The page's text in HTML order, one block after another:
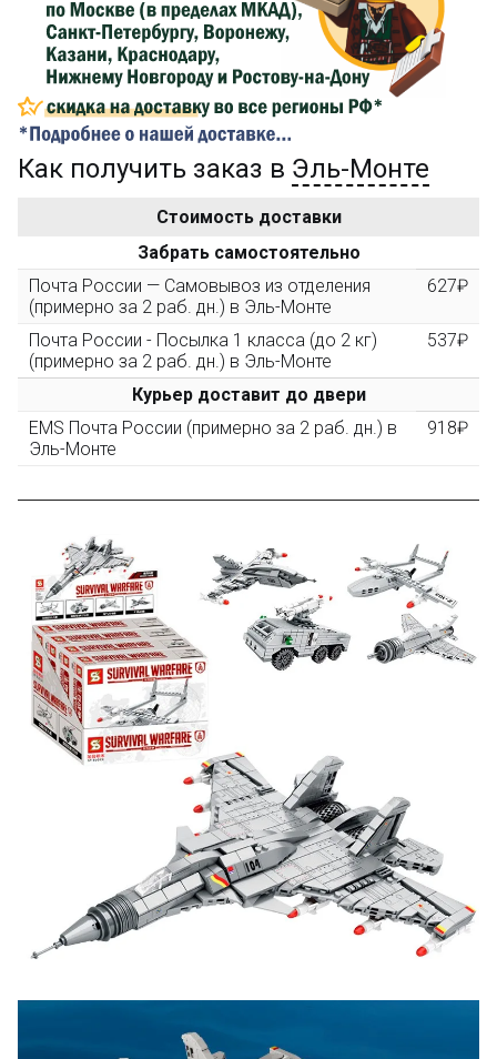
его на карту Сбербанка и получите 150₽ на
компенсацию доставки.
...на следующий заказ
Золотая скидка
персональная
10%
3000 рублей, Вы получите постоянную скидку на все
повторные заказы - 10%
Скидка за обзор
(фото сборки) до 10%
Пришлите фото поэтапной сборки купленного
конструктора и получите дополнительную скидку
10% при покупке следующего набора (не дороже 10
Скидка за отзыв
на нашем сайте до 100₽
Оставьте отзыв (не менее 50 символов) о товаре на
нашем сайте и получите купон на скидку 50₽ за
текстовый отзыв или 100₽ за отзыв с фото.
Скидка за отзыв
на Яндекс.Маркете
Оставьте отзыв (не менее 50 символов) о товаре
Яндекс.Маркетс обязательным
указанием номера и даты заказа в нашем магазине
и получите купон на скидку 150₽
...уже сейчас
Участвуйте в конкурсах и розыгрышах в нашей
Подробные условия всех акций и бонусов...
Как получить заказ в Эль-Монте
Стоимость доставки
Забрать самостоятельно
Почта России — Самовывоз из отделения
(примерно за 2 раб. дн.) в Эль-Монте
627₽
Почта России - Посылка 1 класса (до 2 кг)
(примерно за 2 раб. дн.) в Эль-Монте
537₽
Курьер доставит до двери
EMS Почта России (примерно за 2 раб. дн.) в
Эль-Монте
918₽